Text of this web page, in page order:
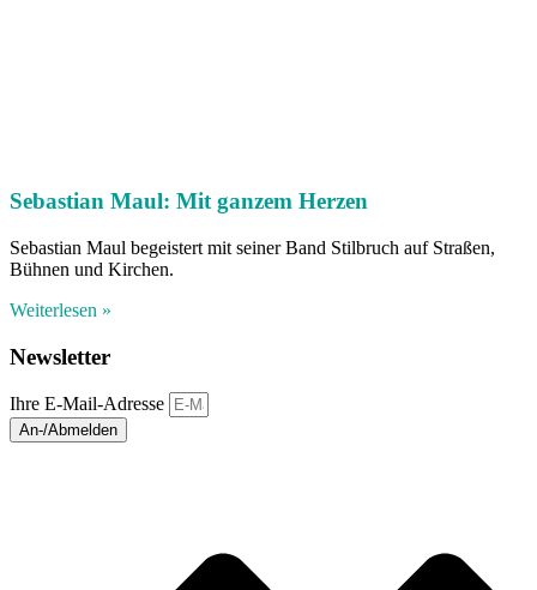
Sebastian Maul: Mit ganzem Herzen
Sebastian Maul begeistert mit seiner Band Stilbruch auf Straßen,
Bühnen und Kirchen.
Weiterlesen »
Newsletter
Ihre E-Mail-Adresse
An-/Abmelden